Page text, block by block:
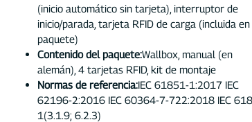
(inicio automático sin tarjeta), interruptor de
inicio/parada, tarjeta RFID de carga (incluida en
paquete)
Contenido del paquete:Wallbox, manual (en
alemán), 4 tarjetas RFID, kit de montaje
Normas de referencia:IEC 61851-1:2017 IEC
62196-2:2016 IEC 60364-7-722:2018 IEC
1(3.1.9; 6.2.3)